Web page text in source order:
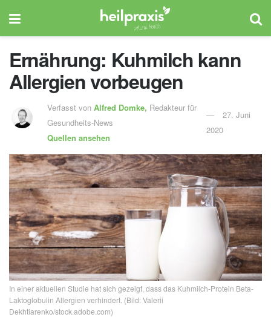
Ernährung: Kuhmilch kann
Allergien vorbeugen
Verfasst von Alfred Domke, Redakteur für
Gesundheits-News
Quellen ansehen
27. Juni
2020
In einer aktuellen Studie hat sich gezeigt, dass das Kuhmilch-Protein Beta-
Laktoglobulin Allergien verhindert. (Bild: Valerii
Dekhtiarenko/stock.adobe.com)